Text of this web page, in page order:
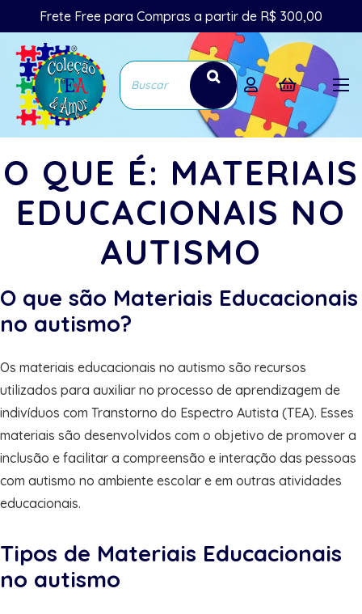
Frete Free para Compras a partir de R$ 300,00
O QUE É: MATERIAIS
EDUCACIONAIS NO
AUTISMO
O que são Materiais Educacionais
no autismo?
Os materiais educacionais no autismo são recursos
utilizados para auxiliar no processo de aprendizagem de
indivíduos com Transtorno do Espectro Autista (TEA). Esses
materiais são desenvolvidos com o objetivo de promover a
inclusão e facilitar a compreensão e interação das pessoas
com autismo no ambiente escolar e em outras atividades
educacionais.
Tipos de Materiais Educacionais
no autismo